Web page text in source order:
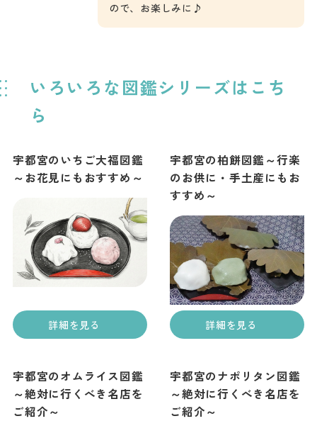
ので、お楽しみに♪
いろいろな図鑑シリーズはこち
ら
宇都宮のいちご大福図鑑
～お花見にもおすすめ～
詳細を見る
宇都宮の柏餅図鑑～行楽
のお供に・手土産にもお
すすめ～
詳細を見る
宇都宮のオムライス図鑑
～絶対に行くべき名店を
ご紹介～
宇都宮のナポリタン図鑑
～絶対に行くべき名店を
ご紹介～